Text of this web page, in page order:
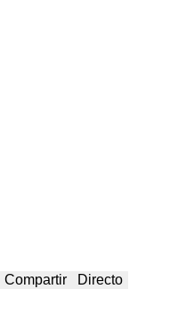
Compartir Directo